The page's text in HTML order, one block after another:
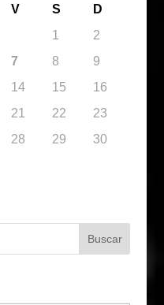
V S
D
1
2
7 8
9
14 15
16
21 22
23
28 29
30